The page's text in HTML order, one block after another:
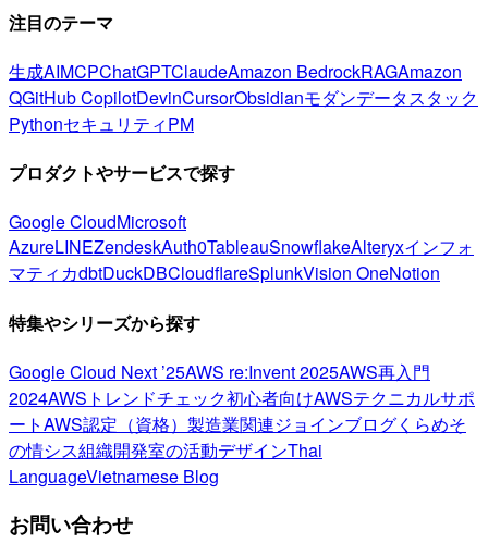
注目のテーマ
生成AIMCPChatGPTClaudeAmazon BedrockRAGAmazon
QGitHub CopilotDevinCursorObsidianモダンデータスタック
PythonセキュリティPM
プロダクトやサービスで探す
Google CloudMicrosoft
AzureLINEZendeskAuth0TableauSnowflakeAlteryxインフォ
マティカdbtDuckDBCloudflareSplunkVision OneNotion
特集やシリーズから探す
Google Cloud Next ’25AWS re:Invent 2025AWS再入門
2024AWSトレンドチェック初心者向けAWSテクニカルサポ
ートAWS認定（資格） 製造業関連ジョインブログくらめそ
の情シス組織開発室の活動デザインThai
LanguageVietnamese Blog
お問い合わせ